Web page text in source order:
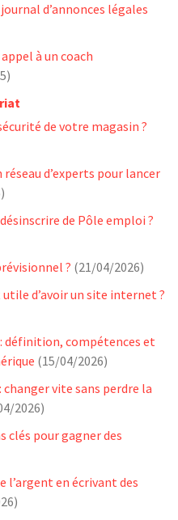
d’annonces légales
à un coach
de votre magasin ?
d’experts pour lancer
de Pôle emploi ?
? (21/04/2026)
d’avoir un site internet ?
définition, compétences et
(15/04/2026)
vite sans perdre la
2026)
clés pour gagner des
l’argent en écrivant des